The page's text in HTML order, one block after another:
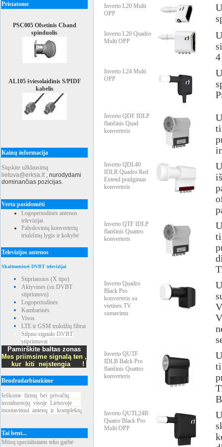
Pristatome
PSC005 Ofsetinis Cband
spinduolis
AL105 šviesolaidinis S/PIDF
kabelis
Kainų informacija
Siųskite užklausimą
lietuva@erksa.lt , nurodydami
dominančias pozicijas.
Verta pasidomėti
Logoperiodinės antenos
televizijai
Palydovinių konverterių
triukšmų lygis ir kokybė
Televizijos antenos
Skaitmeninei DVBT televizijai
Stipriausios (X tipo)
Aktyvinės (su DVBT
stiprintuvu)
Logoperiodinės
Kambarinės
Visos
LTE ir GSM trukdžių filtrai
Silpno signalo DVBT
stiprintuvai
Pamirškite baltas zonas
Mes priimsime signalą ten ,
kur kiti neįstengia !
Bendradarbiaukime
Ieškome firmų bei privačių
instaliuotojų visoje Lietuvoje
montavimui antenų ir komplektų
Tai bent...
Mūsų specialistams teko garbė
Inverto L20 Multi
OPP
Inverto L20 Quadro
Multi OPP
Inverto L24 Multi
OPP
Inverto QDF IDLP
flanšinis Quad
konverteris
Inverto QDL40
IDLR Quadro Red
Extend prailgintas
konverteris
Inverto QTF IDLP
flanšinis Quattro
konverteris
Inverto Quadro
Black Pro
konverteris su
vietinės TV
sumavimu
Inverto QUTF
IDLB Balck Pro
flanšinis Quattro
konverteris
Inverto QUTL24B
Quatro Black Pro
Multi OPP